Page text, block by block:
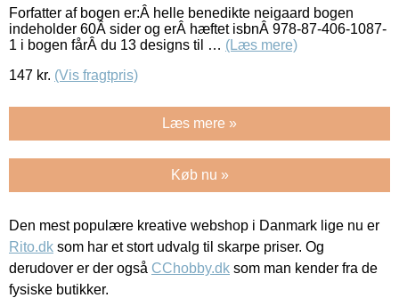
Forfatter af bogen er:Â helle benedikte neigaard bogen
indeholder 60Â sider og erÂ hæftet isbnÂ 978-87-406-1087-
1 i bogen fårÂ du 13 designs til … (Læs mere)
147 kr. (Vis fragtpris)
Læs mere »
Køb nu »
Den mest populære kreative webshop i Danmark lige nu er
Rito.dk som har et stort udvalg til skarpe priser. Og
derudover er der også CChobby.dk som man kender fra de
fysiske butikker.